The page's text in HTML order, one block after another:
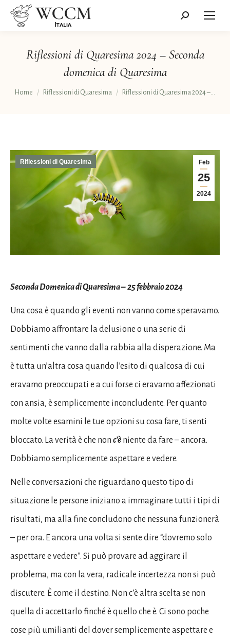
Cerca:
Riflessioni di Quaresima 2024 – Seconda
domenica di Quaresima
Tu sei qui:
Home Riflessioni di Quaresima Riflessioni di Quaresima 2024 –…
Feb
25
2024
Riflessioni di Quaresima
Seconda Domenica di Quaresima – 25 febbraio 2024
Una cosa è quando gli eventi non vanno come speravamo.
Dobbiamo affrontare la delusione o una serie di
sentimenti che vanno dalla rabbia alla disperazione. Ma
è tutta un’altra cosa quando l’esito di qualcosa di cui
eravamo preoccupati e a cui forse ci eravamo affezionati
con ansia, è semplicemente inconcludente. Per quanto
molte volte esamini le tue opzioni su cosa fare, ti senti
bloccato. La verità è che non c’è niente da fare – ancora.
Dobbiamo semplicemente aspettare e vedere.
Nelle conversazioni che riguardano questo tipo di
situazione le persone iniziano a immaginare tutti i tipi di
risultati, ma alla fine concludono che nessuna funzionerà
– per ora. E ancora una volta si sente dire “dovremo solo
aspettare e vedere”. Si può provare ad aggirare il
problema, ma con la vera, radicale incertezza non si può
discutere. È come il destino. Non c’è altra scelta se non
quella di accettarlo finché è quello che è. Ci sono poche
cose più umilianti del dover semplicemente aspettare e